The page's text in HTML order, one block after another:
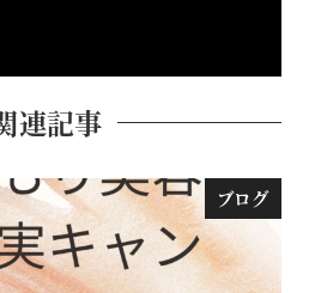
連記事
ブログ